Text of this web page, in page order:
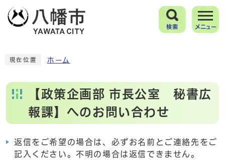
検索 メニュー
現在位置 ホーム
【政策企画部 市長公室 秘書広
報課】へのお問い合わせ
返信をご希望の場合は、必ずお名前とご連絡先をご
記入ください。不明の場合は返信できません。